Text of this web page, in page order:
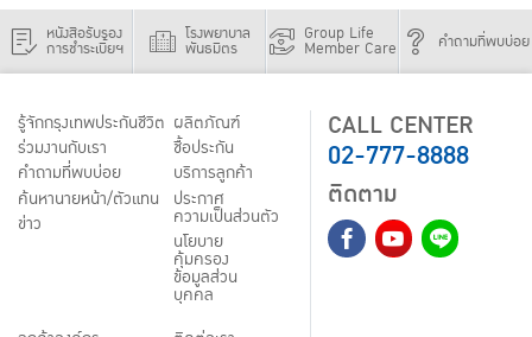
หนังสือรับรอง
การชำระเบี้ยฯ
โรงพยาบาล
พันธมิตร
Group Life
Member Care คำถามที่พบบ่อย
รู้จักกรุงเทพประกันชีวิต
ร่วมงานกับเรา
คำถามที่พบบ่อย
ค้นหานายหน้า/ตัวแทน
ข่าว
ผลิตภัณฑ์
ชื้อประกัน
บริการลูกค้า
ประกาศ
ความเป็นส่วนตัว
นโยบาย
คุ้มครอง
ข้อมูลส่วน
บุคคล
CALL CENTER
02-777-8888
ติดตาม